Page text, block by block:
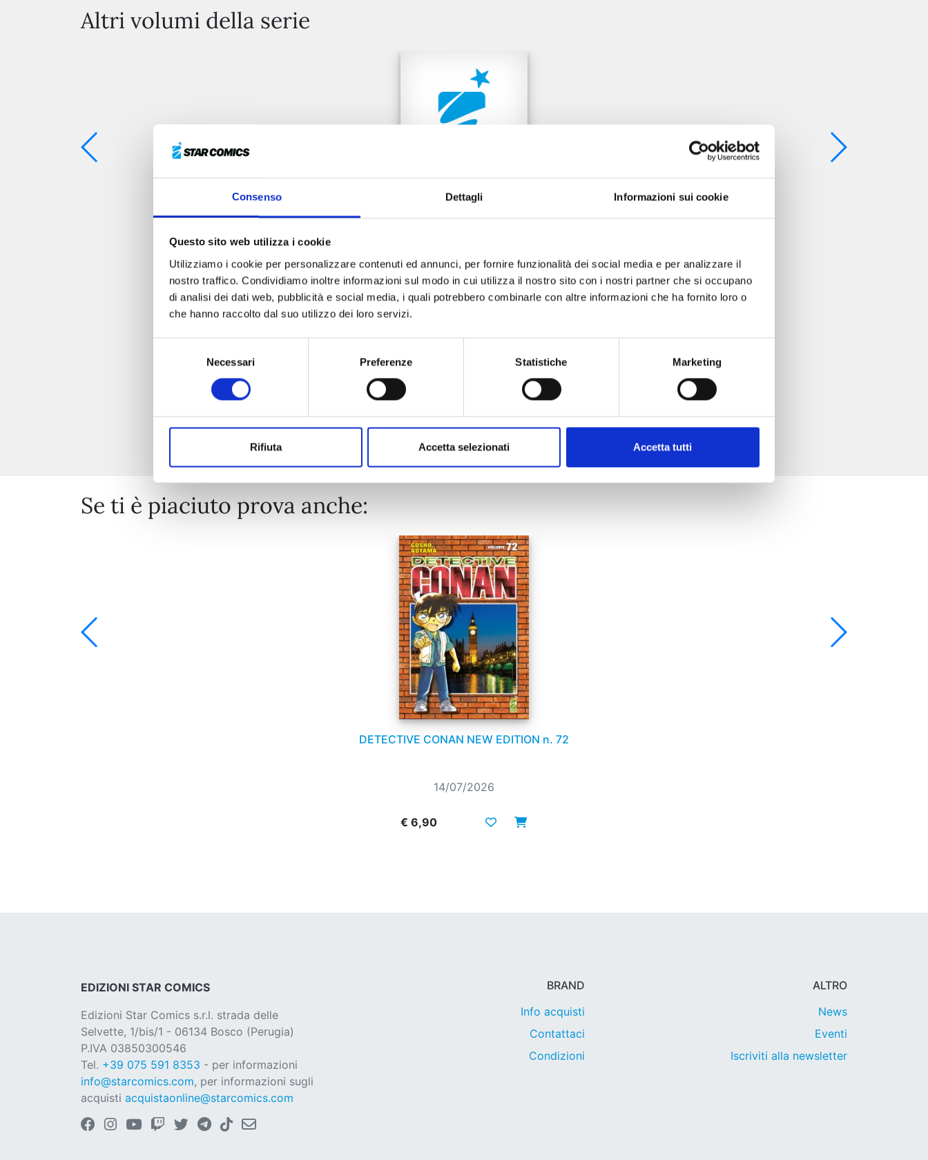
Consenso Dettagli Informazioni sui cookie
Questo sito web utilizza i cookie
Utilizziamo i cookie per personalizzare contenuti ed annunci, per fornire funzionalità dei social media e per analizzare il
nostro traffico. Condividiamo inoltre informazioni sul modo in cui utilizza il nostro sito con i nostri partner che si occupano
di analisi dei dati web, pubblicità e social media, i quali potrebbero combinarle con altre informazioni che ha fornito loro o
che hanno raccolto dal suo utilizzo dei loro servizi.
Necessari Preferenze Statistiche Marketing
Rifiuta Accetta selezionati Accetta tutti
Altri volumi della serie
20/10/2026
€ 5,90
Mostra tutto
Se ti è piaciuto prova anche:
DETECTIVE CONAN NEW EDITION n. 72
14/07/2026
€ 6,90
EDIZIONI STAR COMICS
Edizioni Star Comics s.r.l. strada delle
Selvette, 1/bis/1 - 06134 Bosco (Perugia)
P.IVA 03850300546
Tel. +39 075 591 8353 - per informazioni
info@starcomics.com, per informazioni sugli
acquisti acquistaonline@starcomics.com
BRAND
Info acquisti
Contattaci
Condizioni
ALTRO
News
Eventi
Iscriviti alla newsletter